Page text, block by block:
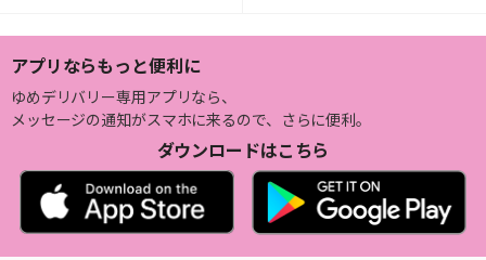
アプリならもっと便利に
ゆめデリバリー専用アプリなら、
メッセージの通知がスマホに来るので、さらに便利。
ダウンロードはこちら